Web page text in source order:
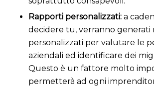
Rapporti personalizzati:a
decidere tu, verranno generati
personalizzati per valutare le
aziendali ed identificare dei
Questo è un fattore molto
permetterà ad ogni